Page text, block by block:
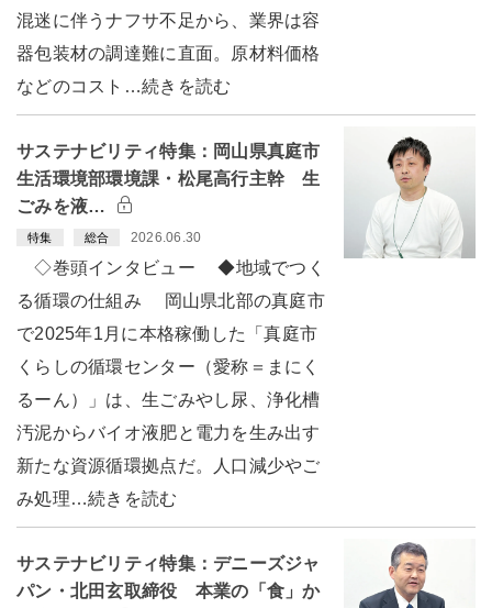
混迷に伴うナフサ不足から、業界は容
器包装材の調達難に直面。原材料価格
などのコスト…続きを読む
サステナビリティ特集：岡山県真庭市
生活環境部環境課・松尾高行主幹 生
ごみを液…
特集 総合 2026.06.30
◇巻頭インタビュー ◆地域でつく
る循環の仕組み 岡山県北部の真庭市
で2025年1月に本格稼働した「真庭市
くらしの循環センター（愛称＝まにく
るーん）」は、生ごみやし尿、浄化槽
汚泥からバイオ液肥と電力を生み出す
新たな資源循環拠点だ。人口減少やご
み処理…続きを読む
サステナビリティ特集：デニーズジャ
パン・北田玄取締役 本業の「食」か